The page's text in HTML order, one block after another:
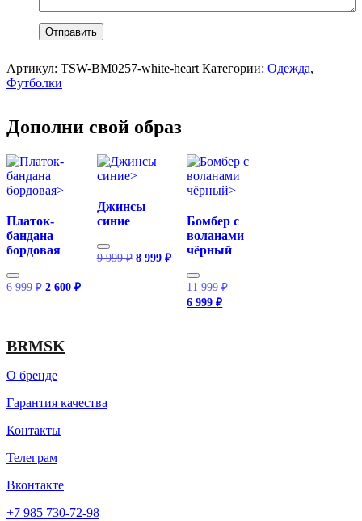
Артикул: TSW-BM0257-white-heart Категории: Одежда,
Футболки
Дополни свой образ
Платок-
бандана
бордовая
6 999₽ Первоначальная
цена
2 600 ₽Текущая
цена:
Джинсы
синие
9 999₽ Первоначальная
цена
8 999 ₽Текущая
цена:
999 ₽.
Бомбер с
воланами
чёрный
11 999₽Первоначальная
6 999₽Текущая
цена:
BRMSK
О бренде
Гарантия качества
Контакты
Телеграм
Вконтакте
+7 985 730-72-98